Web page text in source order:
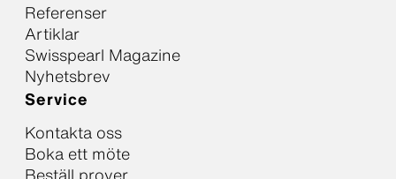
Referenser
Artiklar
Swisspearl Magazine
Nyhetsbrev
Service
Kontakta oss
Boka ett möte